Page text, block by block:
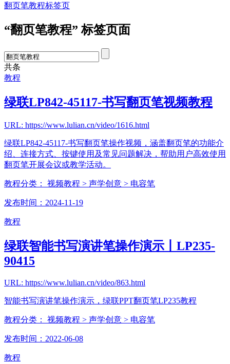
翻页笔教程标签页
“翻页笔教程” 标签页面
共条
教程
绿联LP842-45117-书写翻页笔视频教程
URL: https://www.lulian.cn/video/1616.html
绿联LP842-45117-书写翻页笔操作视频，涵盖翻页笔的功能介
绍、连接方式、按键使用及常见问题解决，帮助用户高效使用
翻页笔开展会议或教学活动。
教程分类： 视频教程 > 声学创意 > 电容笔
发布时间：2024-11-19
教程
绿联智能书写演讲笔操作演示丨LP235-
90415
URL: https://www.lulian.cn/video/863.html
智能书写演讲笔操作演示，绿联PPT翻页笔LP235教程
教程分类： 视频教程 > 声学创意 > 电容笔
发布时间：2022-06-08
教程